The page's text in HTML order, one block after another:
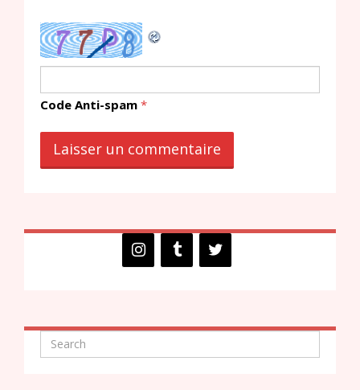
Code Anti-spam *